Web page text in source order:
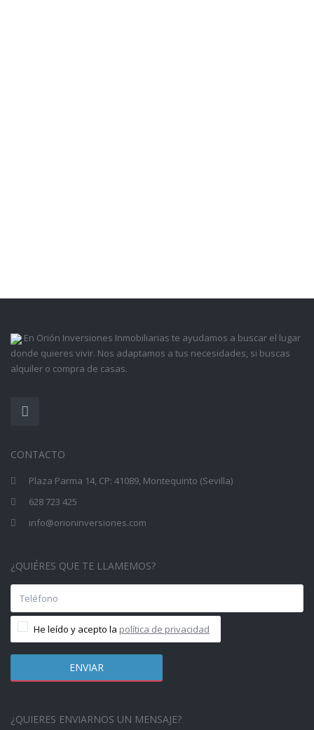
En Orión Inversiones Inmobiliarias te ayudamos a buscar el lugar
donde quieres vivir. Nos adaptamos a tus necesidades, si buscas
alquiler o compra de casas.
CONTACTO
Plaza Parma 14, CP: 41089, Montequinto (Sevilla)
628 723 425
info@orioninversiones.com
¿QUIÉRES QUE TE LLAMEMOS?
He leído y acepto la política de privacidad
¿QUIERES ENVIARNOS UN MENSAJE?